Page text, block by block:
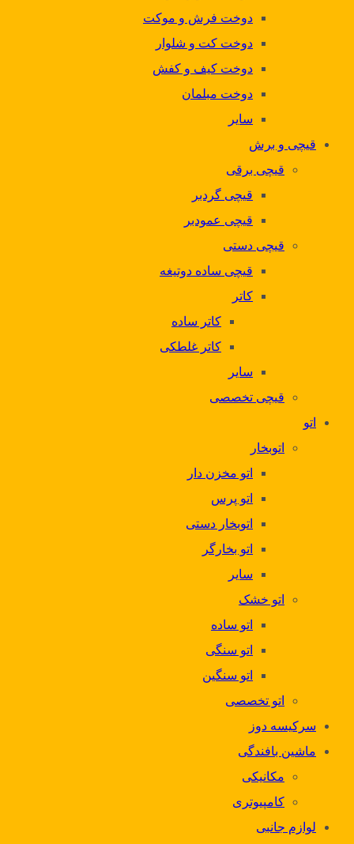
دوخت فرش و موکت
دوخت کت و شلوار
دوخت کیف و کفش
دوخت مبلمان
سایر
قیچی و برش
قیچی برقی
قیچی گردبر
قیچی عمودبر
قیچی دستی
قیچی ساده دوتیغه
کاتر
کاتر ساده
کاتر غلطکی
سایر
قیچی تخصصی
اتو
اتوبخار
اتو مخزن دار
اتو پرس
اتوبخار دستی
اتو بخارگر
سایر
اتو خشک
اتو ساده
اتو سنگی
اتو سنگین
اتو تخصصی
سرکیسه دوز
ماشین بافندگی
مکانیکی
کامپیوتری
لوازم جانبی